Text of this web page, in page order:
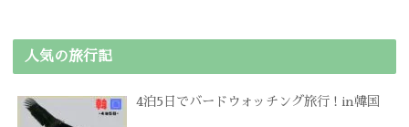
人気の旅行記
4泊5日でバードウォッチング旅行 ! in韓国